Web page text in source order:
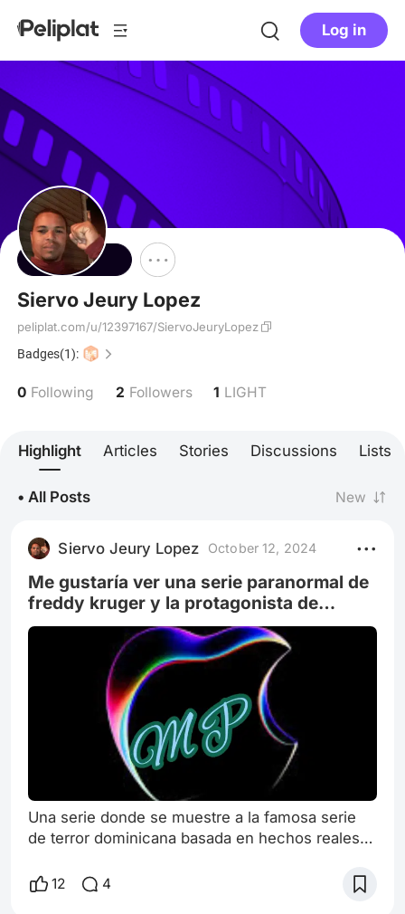
Log in
Follow
Siervo Jeury Lopez
peliplat.com/u/12397167/SiervoJeuryLopez
Badges(1):
0 Following 2 Followers 1 LIGHT
Highlight Articles Stories Discussions Lists
• All Posts New
Siervo Jeury Lopez October 12, 2024
Me gustaría ver una serie paranormal de
freddy kruger y la protagonista de
Andrea en Andrea#2 o por decirlo el
Una serie donde se muestre a la famosa serie
de terror dominicana basada en hechos reales
moca, provincia española Cabe destacar que la
12 4